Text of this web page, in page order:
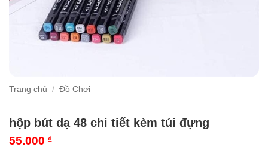
Trang chủ / Đồ Chơi
hộp bút dạ 48 chi tiết kèm túi đựng
55.000 ₫